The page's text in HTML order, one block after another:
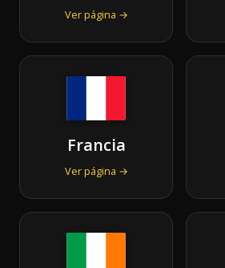
Ver página →
Francia
Ver página →